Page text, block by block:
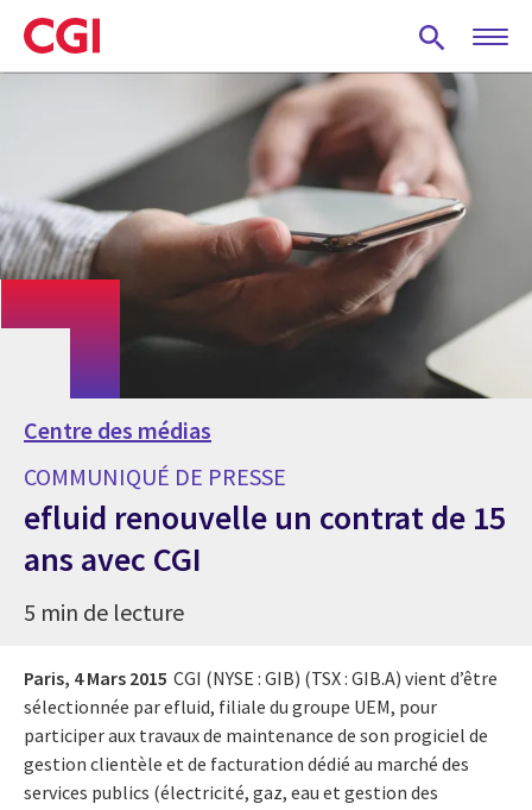
Skip
to
main
Centre des médias
COMMUNIQUÉ DE PRESSE
efluid renouvelle un contrat de 15
ans avec CGI
5 min de lecture
Paris, 4 Mars 2015 CGI (NYSE : GIB) (TSX : GIB.A) vient d’être
sélectionnée par efluid, filiale du groupe UEM, pour
participer aux travaux de maintenance de son progiciel de
gestion clientèle et de facturation dédié au marché des
services publics (électricité, gaz, eau et gestion des